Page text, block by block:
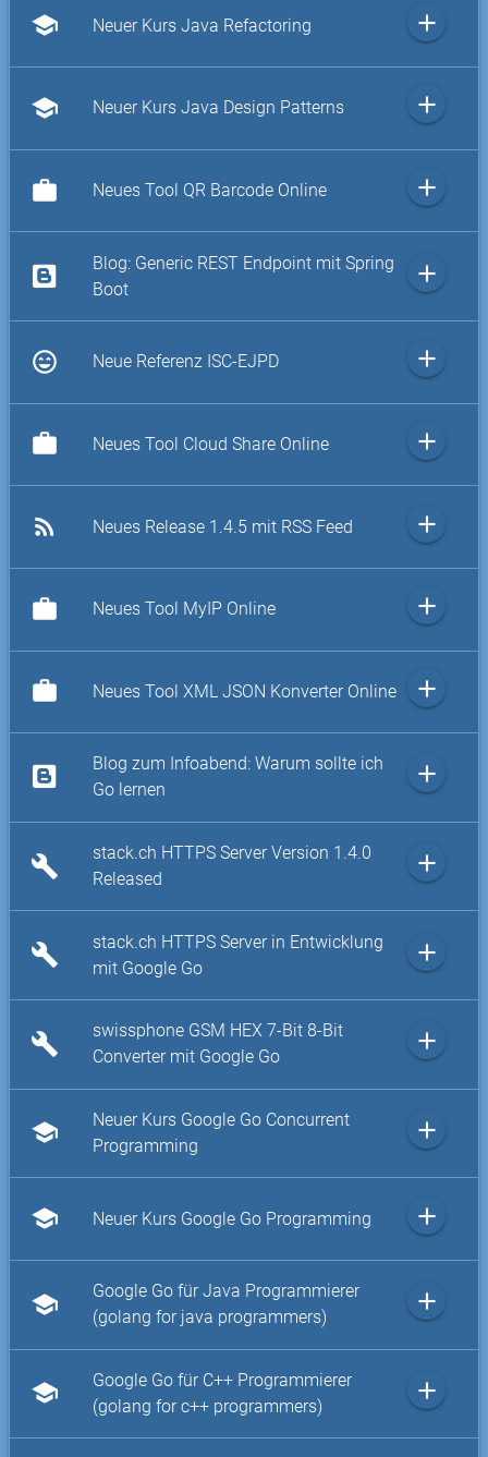
school Neuer Kurs Java Refactoring add
school Neuer Kurs Java Design Patterns add
work Neues Tool QR Barcode Online add
Blog: Generic REST Endpoint mit Spring
Boot
add
sentiment_very_satisfied Neue Referenz ISC-EJPD add
work Neues Tool Cloud Share Online add
rss_feed Neues Release 1.4.5 mit RSS Feed add
work Neues Tool MyIP Online add
work Neues Tool XML JSON Konverter Online add
Blog zum Infoabend: Warum sollte ich
Go lernen
add
build
stack.ch HTTPS Server Version 1.4.0
Released
add
build
stack.ch HTTPS Server in Entwicklung
mit Google Go
add
build
swissphone GSM HEX 7-Bit 8-Bit
Converter mit Google Go
add
school
Neuer Kurs Google Go Concurrent
Programming
add
school Neuer Kurs Google Go Programming add
school
Google Go für Java Programmierer
(golang for java programmers)
add
school
Google Go für C++ Programmierer
(golang for c++ programmers)
add